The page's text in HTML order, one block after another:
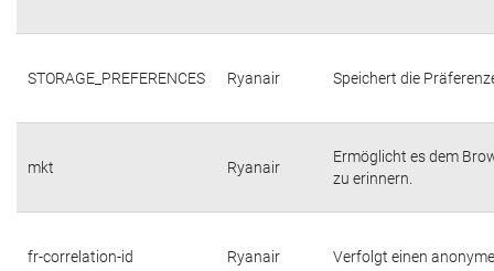
STORAGE_PREFERENCES Ryanair Speichert die
mkt Ryanair
Ermöglicht es dem
zu erinnern.
fr-correlation-id Ryanair Verfolgt einen